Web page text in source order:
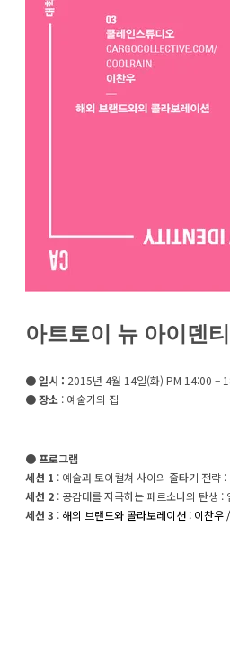
아트토이 뉴 아이덴
●일시 : 2015년 4월 14일(화) PM 14:00 –
● 장소 : 예술가의 집
● 프로그램
세션 1 : 예술과 토이컬쳐 사이의 줄타기 전략
세션 2 : 공감대를 자극하는 페르소나의 탄생 :
세션 3 :해외 브랜드와 콜라보레이션 : 이찬우